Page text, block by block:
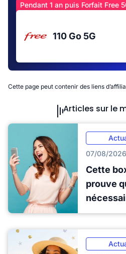
Pendant 1 an puis Forfait Free
110 Go 5G
Cette page peut contenir des liens
Articles sur le
07/08/2026
Cette
prouve